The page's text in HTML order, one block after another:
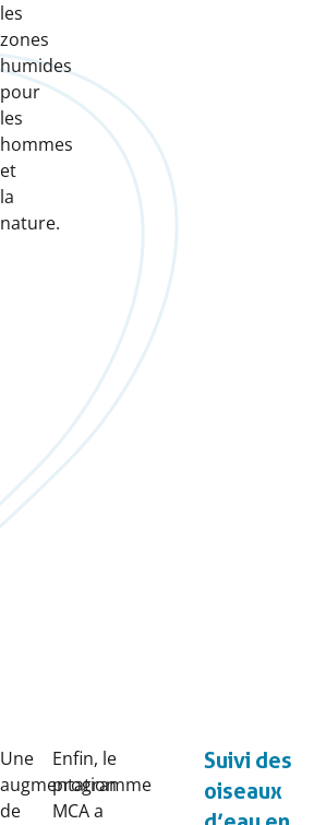
les
zones
humides
pour
les
hommes
et
la
nature.
Une
augmentation
de
Enfin, le
programme
MCA a
Suivi des
oiseaux